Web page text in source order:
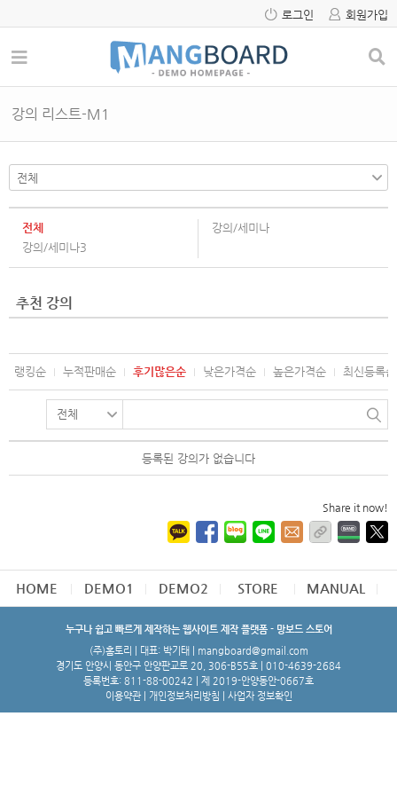
로그인 회원가입
강의 리스트-M1
전체
강의/세미나
강의/세미나3
추천 강의
랭킹순 누적판매순 후기많은순 낮은가격순 높은가격순 최신등록순
등록된 강의가 없습니다
Share it now!
HOME DEMO1 DEMO2 STORE MANUAL
누구나 쉽고 빠르게 제작하는 웹사이트 제작 플랫폼 - 망보드 스토어
(주)홈토리 | 대표: 박기태 | mangboard@gmail.com
경기도 안양시 동안구 안양판교로 20, 306-B55호 | 010-4639-2684
등록번호: 811-88-00242 | 제 2019-안양동안-0667호
이용약관| 개인정보처리방침 사업자 정보확인